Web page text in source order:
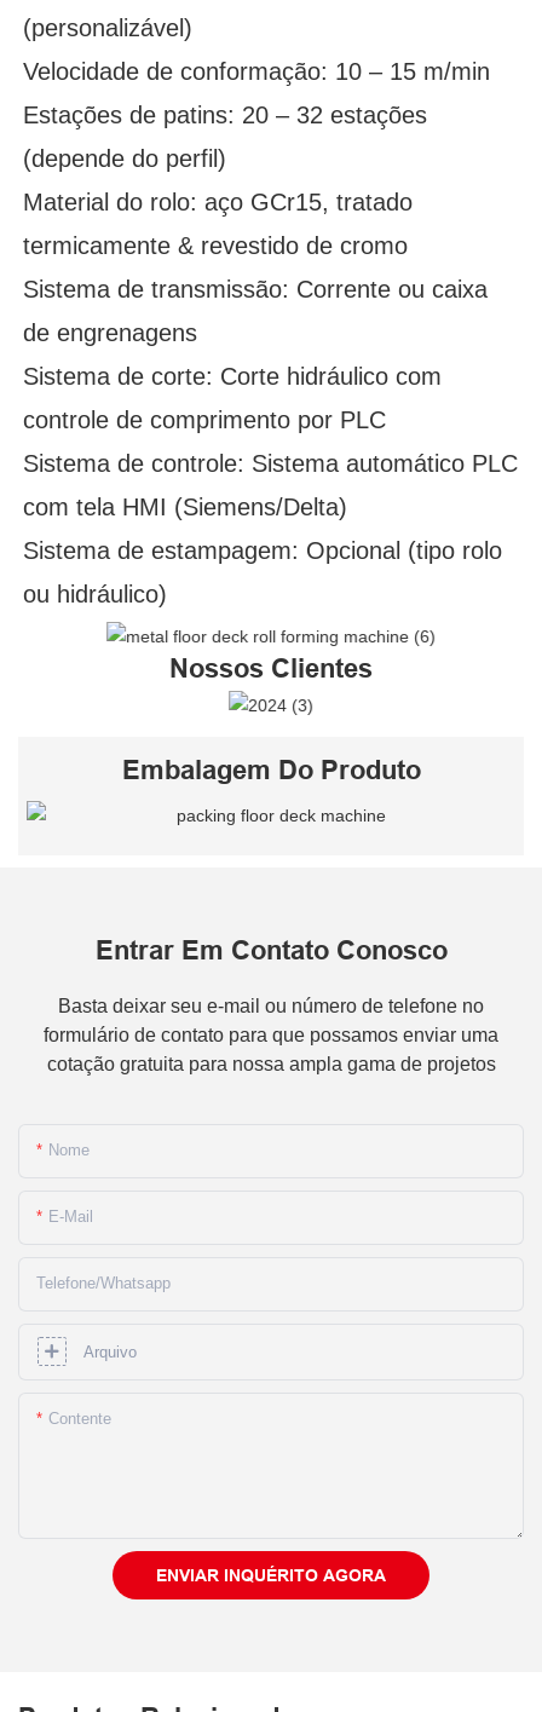
(personalizável)
Velocidade de conformação: 10 – 15 m/min
Estações de patins: 20 – 32 estações
(depende do perfil)
Material do rolo: aço GCr15, tratado
termicamente & revestido de cromo
Sistema de transmissão: Corrente ou caixa
de engrenagens
Sistema de corte: Corte hidráulico com
controle de comprimento por PLC
Sistema de controle: Sistema automático PLC
com tela HMI (Siemens/Delta)
Sistema de estampagem: Opcional (tipo rolo
ou hidráulico)
Nossos Clientes
Embalagem Do Produto
Entrar Em Contato Conosco
Basta deixar seu e-mail ou número de telefone no
formulário de contato para que possamos enviar uma
cotação gratuita para nossa ampla gama de projetos
Nome
E-Mail
Telefone/whatsapp
Arquivo
Contente
ENVIAR INQUÉRITO AGORA